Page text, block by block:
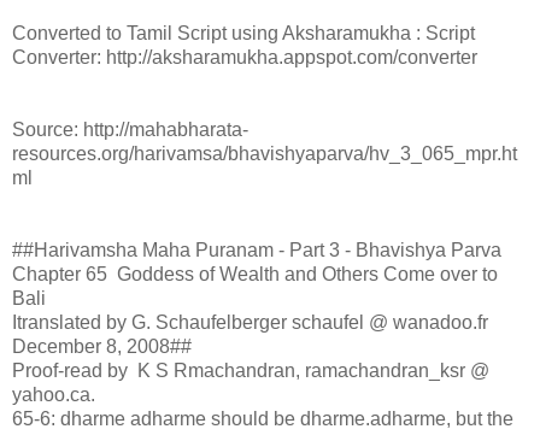
Converted to Tamil Script using Aksharamukha : Script
Converter: http://aksharamukha.appspot.com/converter
Source: http://mahabharata-
resources.org/harivamsa/bhavishyaparva/hv_3_065_mpr.ht
ml
##Harivamsha Maha Puranam - Part 3 - Bhavishya Parva
Chapter 65 Goddess of Wealth and Others Come over to
Bali
Itranslated by G. Schaufelberger schaufel @ wanadoo.fr
December 8, 2008##
Proof-read by K S Rmachandran, ramachandran_ksr @
yahoo.ca.
65-6: dharme adharme should be dharme.adharme, but the